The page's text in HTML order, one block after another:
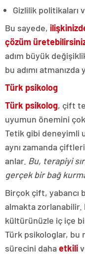
Gizlilik politikaları
Bu sayede,
çözüm
adım büyük
bu adımı atmanızda
Türk psikolog
Türk psikolog, çift
uyumun önemini
Tetik gibi deneyimli
aynı zamanda
anlar. Bu, terapiyi
gerçek bir bağ
Birçok çift, yabancı
almakta
kültürünüzle iç içe
Türk psikologlar, bu
sürecini dahaetkili